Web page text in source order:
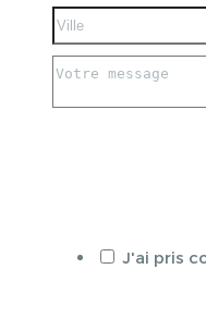
J'ai pris